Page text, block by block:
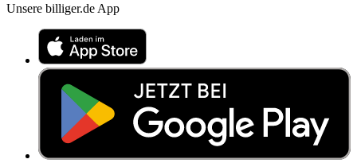
Unsere billiger.de App